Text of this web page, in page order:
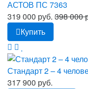
АСТОВ ПС 7363
319 000 руб. 398 000
Купить
Стандарт 2 – 4
317 900 руб.